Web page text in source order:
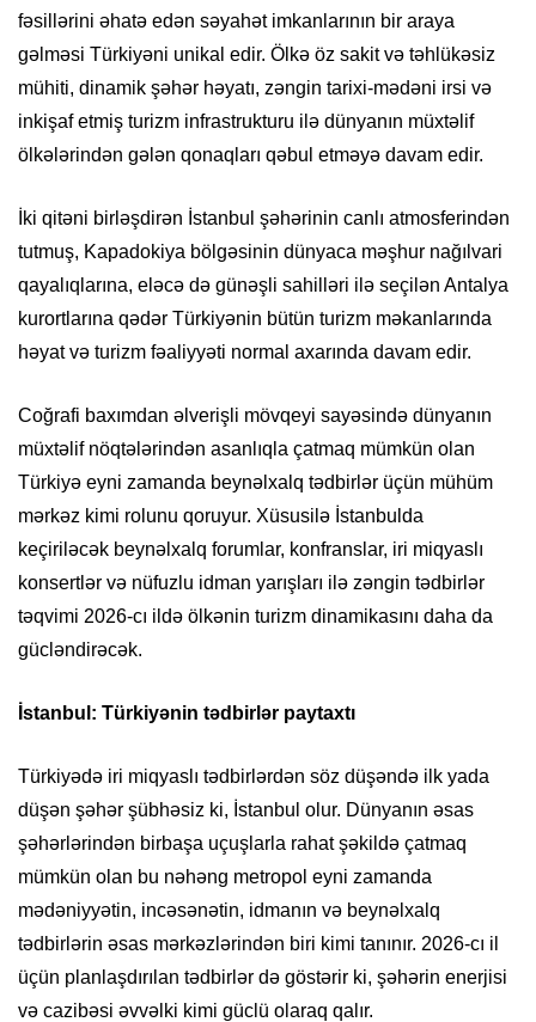
fəsillərini əhatə edən səyahət imkanlarının bir araya
gəlməsi Türkiyəni unikal edir. Ölkə öz sakit və təhlükəsiz
mühiti, dinamik şəhər həyatı, zəngin tarixi-mədəni irsi və
inkişaf etmiş turizm infrastrukturu ilə dünyanın müxtəlif
ölkələrindən gələn qonaqları qəbul etməyə davam edir.
İki qitəni birləşdirən İstanbul şəhərinin canlı atmosferindən
tutmuş, Kapadokiya bölgəsinin dünyaca məşhur nağılvari
qayalıqlarına, eləcə də günəşli sahilləri ilə seçilən Antalya
kurortlarına qədər Türkiyənin bütün turizm məkanlarında
həyat və turizm fəaliyyəti normal axarında davam edir.
Coğrafi baxımdan əlverişli mövqeyi sayəsində dünyanın
müxtəlif nöqtələrindən asanlıqla çatmaq mümkün olan
Türkiyə eyni zamanda beynəlxalq tədbirlər üçün mühüm
mərkəz kimi rolunu qoruyur. Xüsusilə İstanbulda
keçiriləcək beynəlxalq forumlar, konfranslar, iri miqyaslı
konsertlər və nüfuzlu idman yarışları ilə zəngin tədbirlər
təqvimi 2026-cı ildə ölkənin turizm dinamikasını daha da
gücləndirəcək.
İstanbul: Türkiyənin tədbirlər paytaxtı
Türkiyədə iri miqyaslı tədbirlərdən söz düşəndə ilk yada
düşən şəhər şübhəsiz ki, İstanbul olur. Dünyanın əsas
şəhərlərindən birbaşa uçuşlarla rahat şəkildə çatmaq
mümkün olan bu nəhəng metropol eyni zamanda
mədəniyyətin, incəsənətin, idmanın və beynəlxalq
tədbirlərin əsas mərkəzlərindən biri kimi tanınır. 2026-cı il
üçün planlaşdırılan tədbirlər də göstərir ki, şəhərin enerjisi
və cazibəsi əvvəlki kimi güclü olaraq qalır.